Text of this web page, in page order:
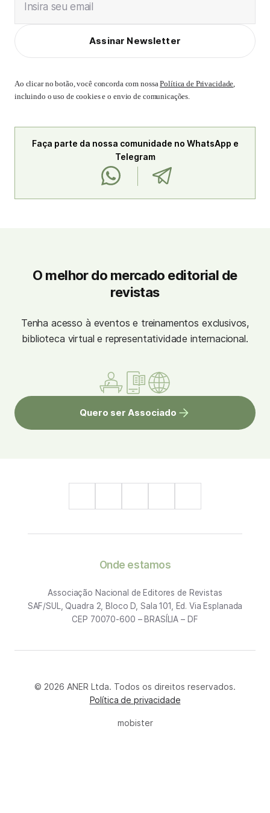
Insira seu email
Assinar Newsletter
Ao clicar no botão, você concorda com nossaPolítica de Privacidade,
incluindo o uso de cookies e o envio de comunicações.
Faça parte da nossa comunidade no WhatsApp e
Telegram
O melhor do mercado editorial de
revistas
Tenha acesso à eventos e treinamentos exclusivos,
biblioteca virtual e representatividade internacional.
Quero ser Associado
Onde estamos
Associação Nacional de Editores de Revistas
SAF/SUL, Quadra 2, Bloco D, Sala 101, Ed. Via Esplanada
CEP 70070-600 – BRASÍLIA – DF
© 2026 ANER Ltda. Todos os direitos reservados.
Política de privacidade
mobister